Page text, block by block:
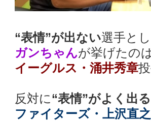
“表情”が出ない選手と
ガンちゃんが挙げたの
イーグルス・涌井秀章
反対に“表情”がよく出る
ファイターズ・上沢直之